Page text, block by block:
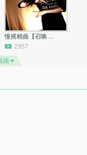
慢摇精曲【召唤 ...
2957
频